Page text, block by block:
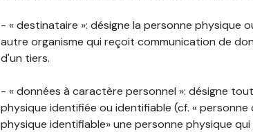
- « destinataire »: désigne la personne physique
autre organisme qui reçoit communication de
d'un tiers.
- « données à caractère personnel »: désigne
physique identifiée ou identifiable (cf. «
physique identifiable» une personne physique